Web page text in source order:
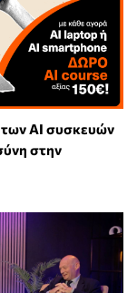
των AI συσκευών
στην